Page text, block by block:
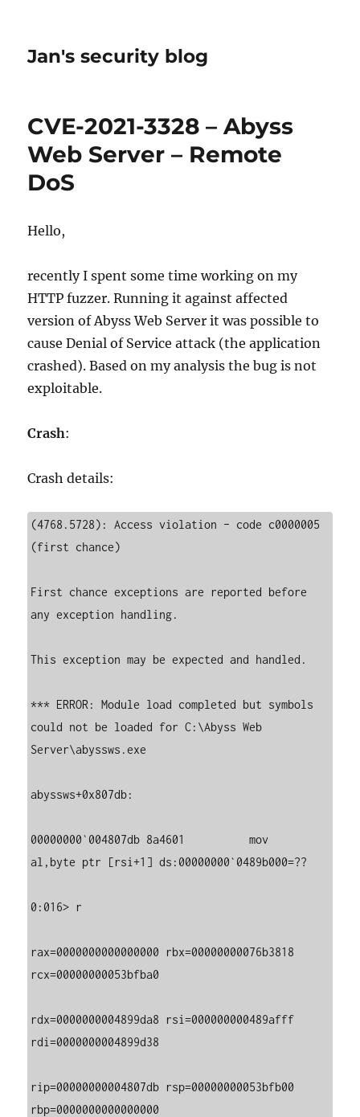
Jan's security blog
CVE-2021-3328 – Abyss
Web Server – Remote
DoS
Hello,
recently I spent some time working on my
HTTP fuzzer. Running it against affected
version of Abyss Web Server it was possible to
cause Denial of Service attack (the application
crashed). Based on my analysis the bug is not
exploitable.
Crash:
Crash details:
(4768.5728): Access violation – code c0000005
(first chance)
First chance exceptions are reported before
any exception handling.
This exception may be expected and handled.
*** ERROR: Module load completed but symbols
could not be loaded for C:\Abyss Web
Server\abyssws.exe
abyssws+0x807db:
00000000`004807db 8a4601          mov
al,byte ptr [rsi+1] ds:00000000`0489b000=??
0:016> r
rax=0000000000000000 rbx=00000000076b3818
rcx=00000000053bfba0
rdx=0000000004899da8 rsi=000000000489afff
rdi=0000000004899d38
rip=00000000004807db rsp=00000000053bfb00
rbp=0000000000000000